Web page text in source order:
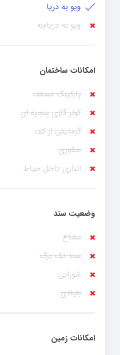
ویو به دریا
ویو به دریاچه
امکانات ساختمان
پارکینگ مسقف
کولر گازی پنجره ای
گرمایش از کف
جکوزی
انباری داخل حیاط
وضعیت سند
مشاع
سند تک برگ
شورایی
بنیادی
امکانات زمین